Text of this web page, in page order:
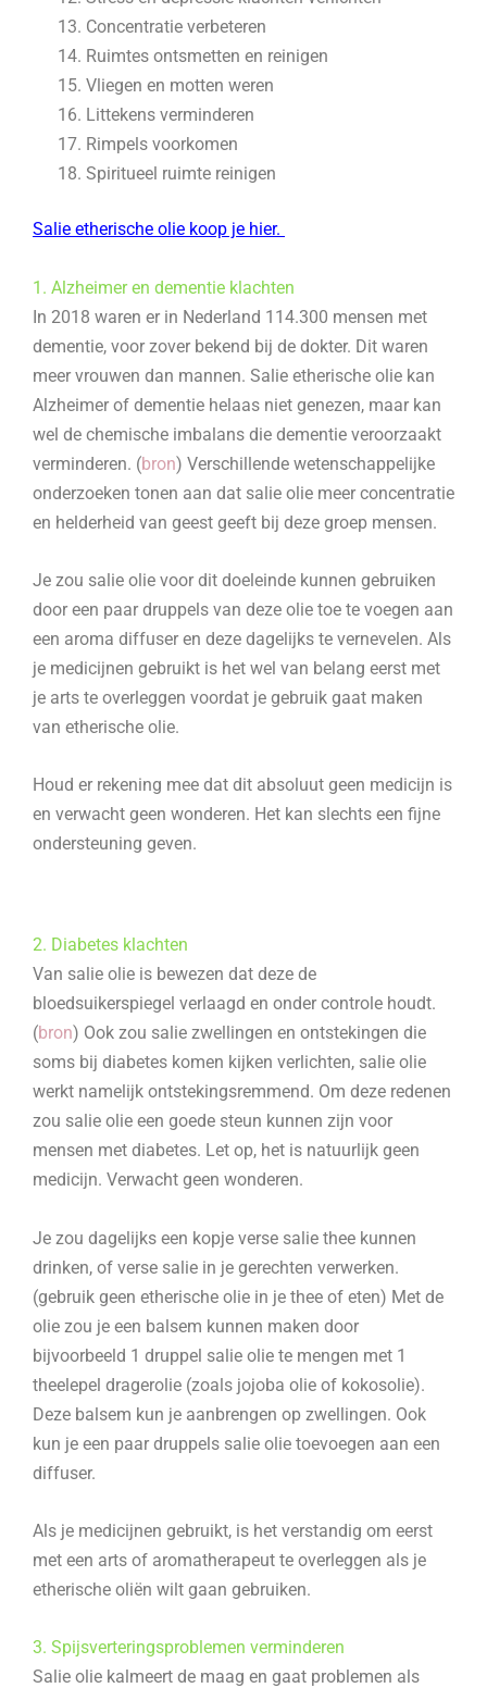
Concentratie verbeteren
Ruimtes ontsmetten en reinigen
Vliegen en motten weren
Littekens verminderen
Rimpels voorkomen
Spiritueel ruimte reinigen
Salie etherische olie koop je hier.
1. Alzheimer en dementie klachten
In 2018 waren er in Nederland 114.300 mensen met
dementie, voor zover bekend bij de dokter. Dit waren
meer vrouwen dan mannen. Salie etherische olie kan
Alzheimer of dementie helaas niet genezen, maar kan
wel de chemische imbalans die dementie veroorzaakt
verminderen. (bron) Verschillende wetenschappelijke
onderzoeken tonen aan dat salie olie meer concentratie
en helderheid van geest geeft bij deze groep mensen.
Je zou salie olie voor dit doeleinde kunnen gebruiken
door een paar druppels van deze olie toe te voegen aan
een aroma diffuser en deze dagelijks te vernevelen. Als
je medicijnen gebruikt is het wel van belang eerst met
je arts te overleggen voordat je gebruik gaat maken
van etherische olie.
Houd er rekening mee dat dit absoluut geen medicijn is
en verwacht geen wonderen. Het kan slechts een fijne
ondersteuning geven.
2. Diabetes klachten
Van salie olie is bewezen dat deze de
bloedsuikerspiegel verlaagd en onder controle houdt.
(bron) Ook zou salie zwellingen en ontstekingen die
soms bij diabetes komen kijken verlichten, salie olie
werkt namelijk ontstekingsremmend. Om deze redenen
zou salie olie een goede steun kunnen zijn voor
mensen met diabetes. Let op, het is natuurlijk geen
medicijn. Verwacht geen wonderen.
Je zou dagelijks een kopje verse salie thee kunnen
drinken, of verse salie in je gerechten verwerken.
(gebruik geen etherische olie in je thee of eten) Met de
olie zou je een balsem kunnen maken door
bijvoorbeeld 1 druppel salie olie te mengen met 1
theelepel dragerolie (zoals jojoba olie of kokosolie).
Deze balsem kun je aanbrengen op zwellingen. Ook
kun je een paar druppels salie olie toevoegen aan een
diffuser.
Als je medicijnen gebruikt, is het verstandig om eerst
met een arts of aromatherapeut te overleggen als je
etherische oliën wilt gaan gebruiken.
3. Spijsverteringsproblemen verminderen
Salie olie kalmeert de maag en gaat problemen als